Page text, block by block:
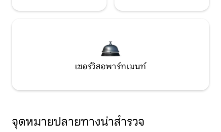
เซอร์วิสอพาร์ทเมนท์
จุดหมายปลายทางน่าสำรวจ